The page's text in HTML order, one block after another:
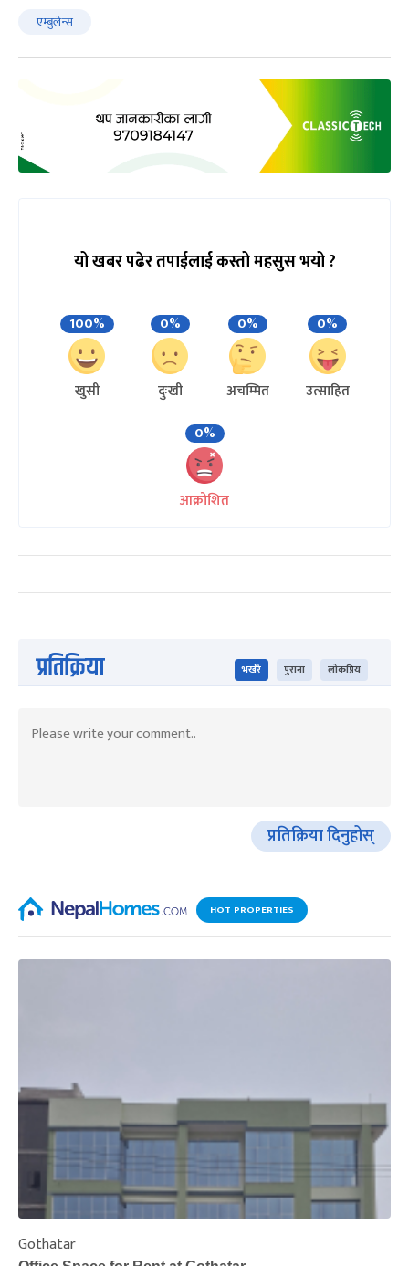
एम्बुलेन्स
यो खबर पढेर तपाईलाई कस्तो महसुस भयो ?
100%
खुसी
0%
दुःखी
0%
अचम्मित
0%
उत्साहित
0%
आक्रोशित
प्रतिक्रिया भर्खरै पुराना लोकप्रिय
प्रतिक्रिया दिनुहोस्
HOT PROPERTIES
Gothatar